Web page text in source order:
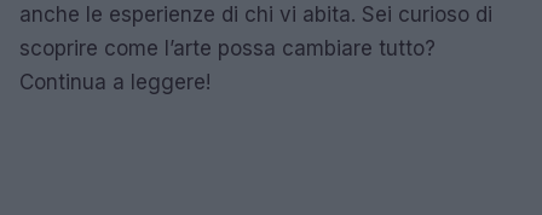
anche le esperienze di chi vi abita. Sei curioso di
scoprire come l’arte possa cambiare tutto?
Continua a leggere!